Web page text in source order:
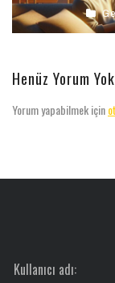
Henüz Yorum Yok
Yorum yapabilmek için
Kullanıcı adı: